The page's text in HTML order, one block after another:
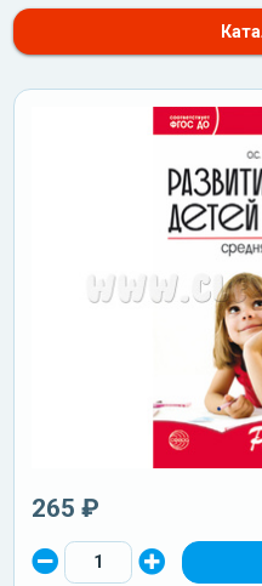
265 ₽